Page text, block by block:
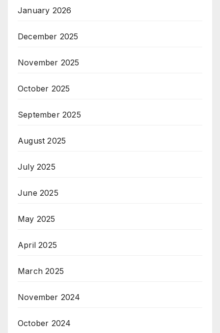
January 2026
December 2025
November 2025
October 2025
September 2025
August 2025
July 2025
June 2025
May 2025
April 2025
March 2025
November 2024
October 2024